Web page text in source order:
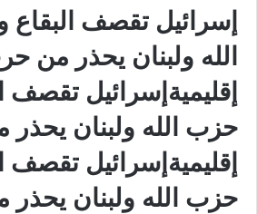
إسرائيل تقصف البقاع
الله ولبنان يحذر من
إقليميةإسرائيل تقصف
حزب الله ولبنان
إقليميةإسرائيل تقصف
حزب الله ولبنان